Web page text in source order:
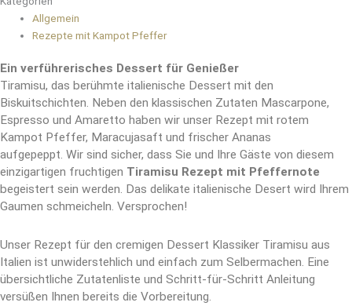
Allgemein
Rezepte mit Kampot Pfeffer
Ein verführerisches Dessert für Genießer
Tiramisu, das berühmte italienische Dessert mit den
Biskuitschichten. Neben den klassischen Zutaten Mascarpone,
Espresso und Amaretto haben wir unser Rezept mit rotem
Kampot Pfeffer, Maracujasaft und frischer Ananas
aufgepeppt. Wir sind sicher, dass Sie und Ihre Gäste von diesem
einzigartigen fruchtigen Tiramisu Rezept mit Pfeffernote
begeistert sein werden. Das delikate italienische Desert wird Ihrem
Gaumen schmeicheln. Versprochen!
Unser Rezept für den cremigen Dessert Klassiker Tiramisu aus
Italien ist unwiderstehlich und einfach zum Selbermachen. Eine
übersichtliche Zutatenliste und Schritt-für-Schritt Anleitung
versüßen Ihnen bereits die Vorbereitung.